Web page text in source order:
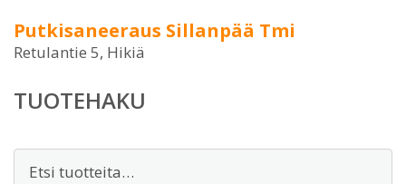
Putkisaneeraus Sillanpää Tmi
Retulantie 5, Hikiä
TUOTEHAKU